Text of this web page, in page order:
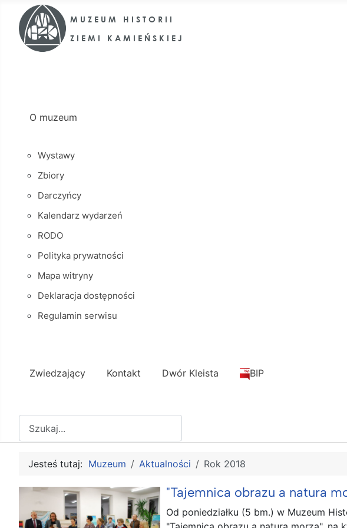
O muzeum
Wystawy
Zbiory
Darczyńcy
Kalendarz wydarzeń
RODO
Polityka prywatności
Mapa witryny
Deklaracja dostępności
Regulamin serwisu
Zwiedzający Kontakt Dwór Kleista BIP
Jesteś tutaj: Muzeum Aktualności Rok 2018
"Tajemnica obrazu a natura
Od poniedziałku (5 bm.) w Muzeum